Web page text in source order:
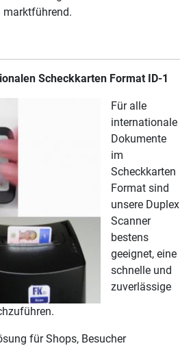
marktführend.
Scheckkarten Format ID-1
Für alle
internationale
Dokumente
im
Scheckkarten
Format sind
unsere Duplex
Scanner
bestens
geeignet, eine
schnelle und
zuverlässige
für Shops, Besucher